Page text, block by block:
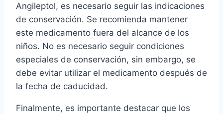
Angileptol, es necesario seguir las indicaciones
de conservación. Se recomienda mantener
este medicamento fuera del alcance de los
niños. No es necesario seguir condiciones
especiales de conservación, sin embargo, se
debe evitar utilizar el medicamento después de
la fecha de caducidad.
Finalmente, es importante destacar que los